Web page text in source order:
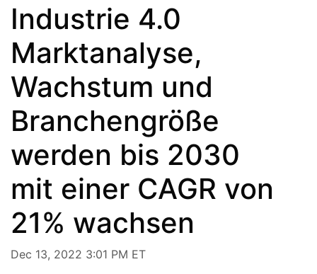
Industrie 4.0
Marktanalyse,
Wachstum und
Branchengröße
werden bis 2030
mit einer CAGR von
21% wachsen
Dec 13, 2022 3:01 PM ET